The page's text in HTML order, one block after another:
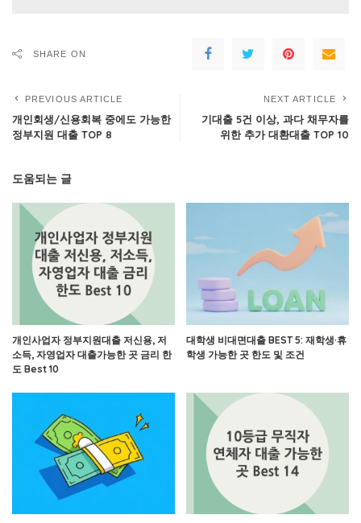
SHARE ON
PREVIOUS ARTICLE
개인회생/신용회복 중에도 가능한
정부지원 대출 TOP 8
NEXT ARTICLE
기대출 5건 이상, 과다 채무자를
위한 추가 대환대출 TOP 10
도움되는 글
개인사업자 정부지원대출 저신용, 저
소득, 자영업자 대출가능한 곳 금리 한
도 Best 10
대학생 비대면대출 BEST 5: 재학생·휴
학생 가능한 곳 한도 및 조건